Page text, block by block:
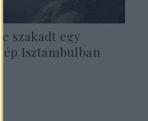
szakadt egy
Isztambulban